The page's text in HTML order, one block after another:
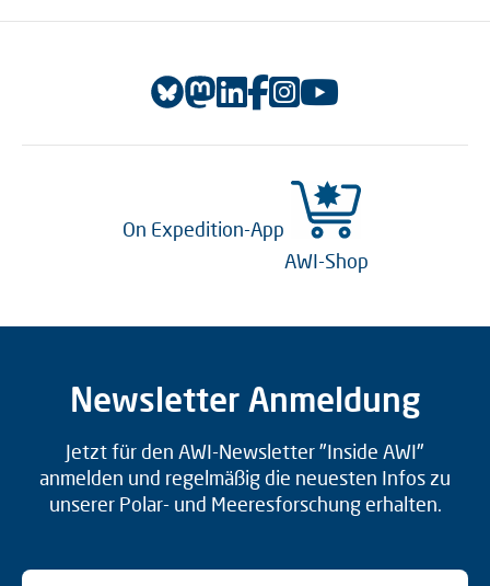
On Expedition-App
AWI-Shop
Newsletter Anmeldung
Jetzt für den AWI-Newsletter "Inside AWI"
anmelden und regelmäßig die neuesten Infos zu
unserer Polar- und Meeresforschung erhalten.